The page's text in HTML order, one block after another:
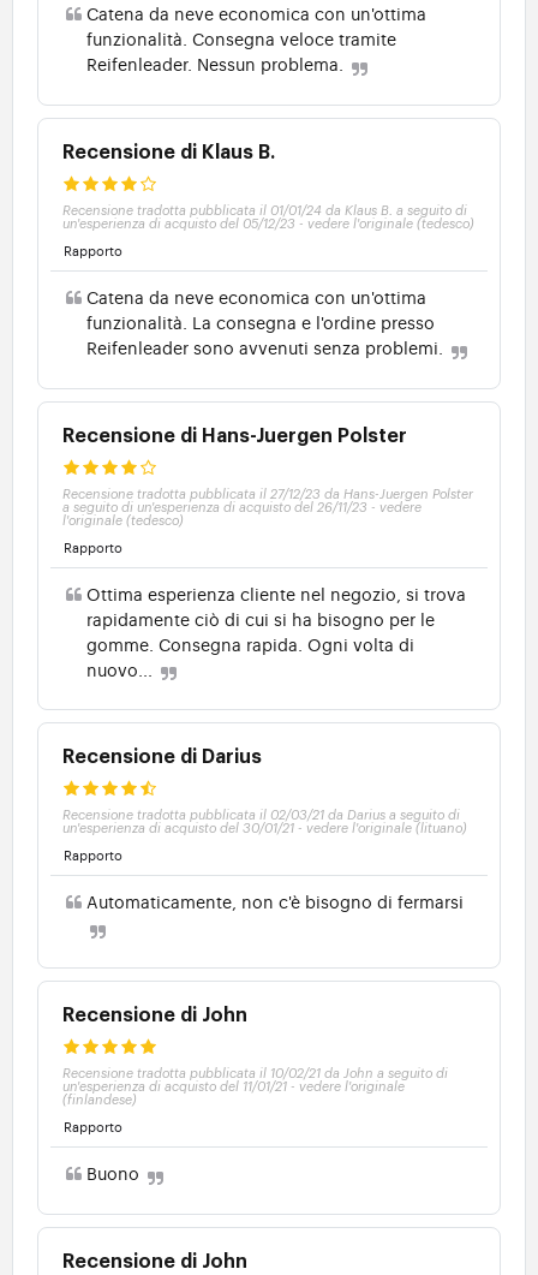
Catena da neve economica con un'ottima
funzionalità. Consegna veloce tramite
Reifenleader. Nessun problema.
Recensione di Klaus B.
Recensione tradotta pubblicata il 01/01/24 da Klaus B. a seguito di
un'esperienza di acquisto del 05/12/23 - vedere l'originale (tedesco)
Rapporto
Catena da neve economica con un'ottima
funzionalità. La consegna e l'ordine presso
Reifenleader sono avvenuti senza problemi.
Recensione di Hans-Juergen Polster
Recensione tradotta pubblicata il 27/12/23 da Hans-Juergen Polster
a seguito di un'esperienza di acquisto del 26/11/23 - vedere
l'originale (tedesco)
Rapporto
Ottima esperienza cliente nel negozio, si trova
rapidamente ciò di cui si ha bisogno per le
gomme. Consegna rapida. Ogni volta di
nuovo...
Recensione di Darius
Recensione tradotta pubblicata il 02/03/21 da Darius a seguito di
un'esperienza di acquisto del 30/01/21 - vedere l'originale (lituano)
Rapporto
Automaticamente, non c'è bisogno di fermarsi
Recensione di John
Recensione tradotta pubblicata il 10/02/21 da John a seguito di
un'esperienza di acquisto del 11/01/21 - vedere l'originale
(finlandese)
Rapporto
Buono
Recensione di John